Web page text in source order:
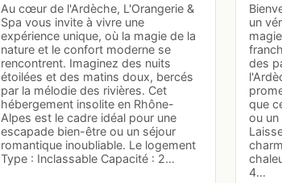
Au cœur de l'Ardèche, L'Orangerie &
Spa vous invite à vivre une
expérience unique, où la magie de la
nature et le confort moderne se
rencontrent. Imaginez des nuits
étoilées et des matins doux, bercés
par la mélodie des rivières. Cet
hébergement insolite en Rhône-
Alpes est le cadre idéal pour une
escapade bien-être ou un séjour
romantique inoubliable. Le logement
Type : Inclassable Capacité : 2…
un
des
que
ou
4…